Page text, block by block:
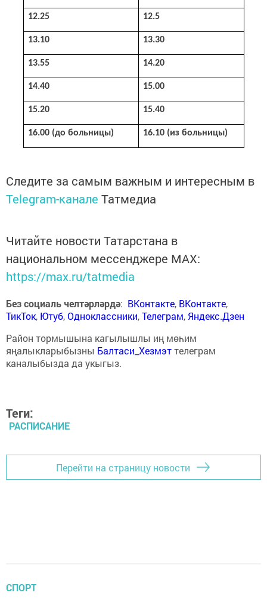
12.25 12.5
13.10 13.30
13.55 14.20
14.40 15.00
15.20 15.40
16.00 (до больницы) 16.10 (из больницы)
Следите за самым важным и интересным в
Telegram-канале Татмедиа
Читайте новости Татарстана в
национальном мессенджере MАХ:
https://max.ru/tatmedia
Без социаль челтәрләрдә: ВКонтакте, ВКонтакте,
ТикТок, Ютуб,Одноклассники,Телеграм, Яндекс.Дзен
Район тормышына кагылышлы иң мөһим
яңалыкларыбызны Балтаси_Хезмэттелеграм
каналыбызда да укыгыз.
Теги:
РАСПИСАНИЕ
Перейти на страницу новости
СПОРТ